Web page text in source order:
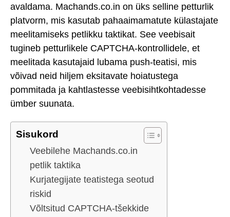
avaldama. Machands.co.in on üks selline petturlik
platvorm, mis kasutab pahaaimamatute külastajate
meelitamiseks petlikku taktikat. See veebisait
tugineb petturlikele CAPTCHA-kontrollidele, et
meelitada kasutajaid lubama push-teatisi, mis
võivad neid hiljem eksitavate hoiatustega
pommitada ja kahtlastesse veebisihtkohtadesse
ümber suunata.
Sisukord
Veebilehe Machands.co.in
petlik taktika
Kurjategijate teatistega seotud
riskid
Võltsitud CAPTCHA-tšekkide